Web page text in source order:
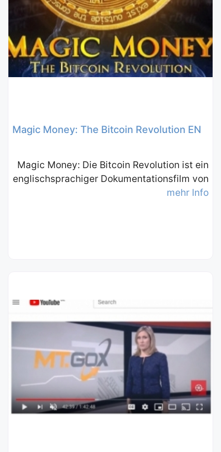
Magic Money: The Bitcoin Revolution EN
Magic Money: Die Bitcoin Revolution ist ein
englischsprachiger Dokumentationsfilm von
mehr Info